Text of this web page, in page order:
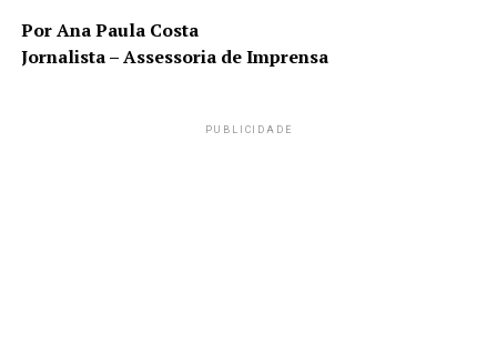
Por Ana Paula Costa
Jornalista – Assessoria de Imprensa
PUBLICIDADE